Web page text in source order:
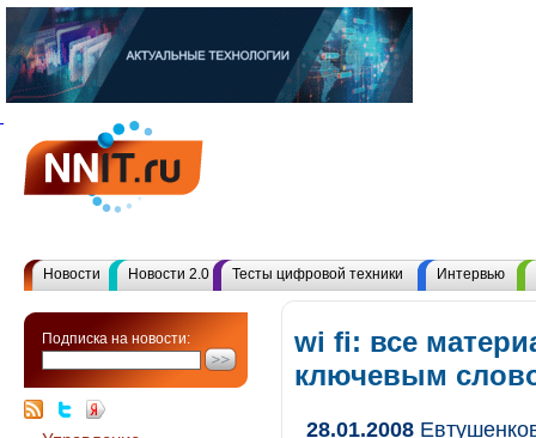
Новости Новости 2.0 Тесты цифровой техники Интервью
Подписка на новости:
wi fi: все
ключевым
28.01.2008